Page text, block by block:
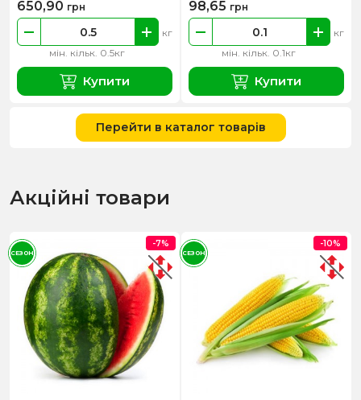
мін. кільк. 0.5кг
кг
650,90 грн
Купити
мін. кільк. 0.1кг
кг
98,65 грн
Купити
Перейти в каталог товарів
Акційні товари
-7%
СЕЗОН
-10%
СЕЗОН